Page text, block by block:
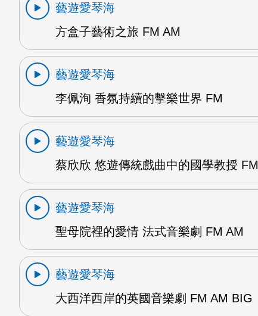
藝遊愛琴海
方盒子藝術之旅 FM AM
藝遊愛琴海
李佩洵 香氛持續的擊樂世界 FM
藝遊愛琴海
蔡欣欣 悠遊傳統戲曲中的國學教授 FM
藝遊愛琴海
聖母院裡的愛情 法式音樂劇 FM AM
藝遊愛琴海
大西洋西岸的英國音樂劇 FM AM BIG